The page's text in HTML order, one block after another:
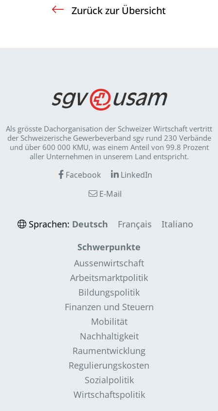
Zurück zur Übersicht
Als grösste Dachorganisation der Schweizer Wirt­schaft vertritt
der Schweizerische Gewerbeverband sgv rund 230 Verbände
und über 600 000 KMU, was einem Anteil von 99.8 Prozent
aller Unternehmen in unserem Land entspricht.
Facebook
LinkedIn
E-Mail
Sprachen: Deutsch Français
Italiano
Schwerpunkte
Aussenwirtschaft
Arbeitsmarktpolitik
Bildungspolitik
Finanzen und Steuern
Mobilität
Nachhaltigkeit
Raumentwicklung
Regulierungskosten
Sozialpolitik
Wirtschaftspolitik